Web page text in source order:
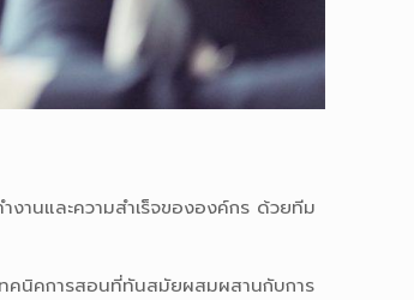
านและความสำเร็จขององค์กร ด้วยทีม
ทคนิคการสอนที่ทันสมัยผสมผสานกับการ